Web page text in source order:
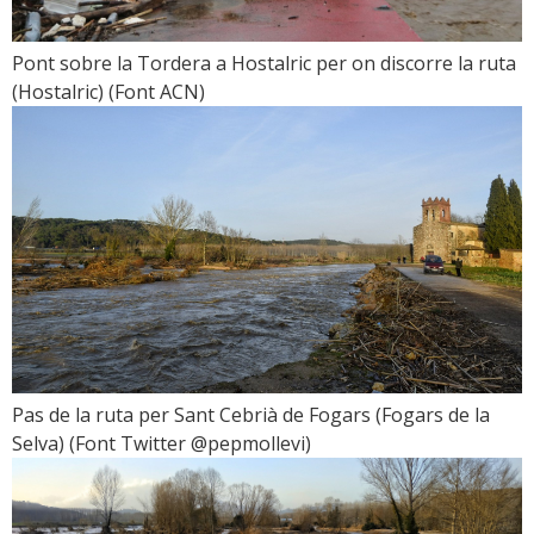
Pont sobre la Tordera a Hostalric per on discorre la ruta
(Hostalric) (Font ACN)
Pas de la ruta per Sant Cebrià de Fogars (Fogars de la
Selva) (Font Twitter @pepmollevi)